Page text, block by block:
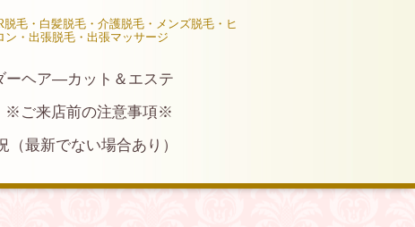
毛・白髪脱毛・介護脱毛・メンズ脱毛・ヒ
・出張脱毛・出張マッサージ
ーヘア―カット＆エステ
※ご来店前の注意事項※
（最新でない場合あり）